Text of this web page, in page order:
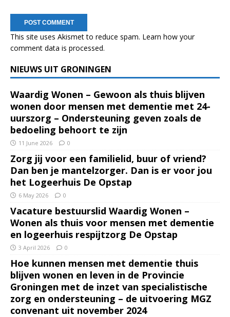
This site uses Akismet to reduce spam. Learn how your
comment data is processed.
NIEUWS UIT GRONINGEN
Waardig Wonen – Gewoon als thuis blijven
wonen door mensen met dementie met 24-
uurszorg – Ondersteuning geven zoals de
bedoeling behoort te zijn
11 June 2026 0
Zorg jij voor een familielid, buur of vriend?
Dan ben je mantelzorger. Dan is er voor jou
het Logeerhuis De Opstap
6 May 2026 0
Vacature bestuurslid Waardig Wonen –
Wonen als thuis voor mensen met dementie
en logeerhuis respijtzorg De Opstap
3 April 2026 0
Hoe kunnen mensen met dementie thuis
blijven wonen en leven in de Provincie
Groningen met de inzet van specialistische
zorg en ondersteuning – de uitvoering MGZ
convenant uit november 2024